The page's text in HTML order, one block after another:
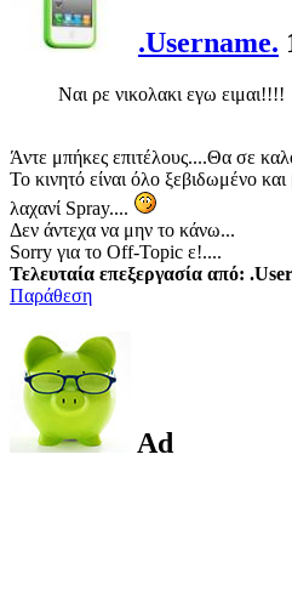
.Username.
Ναι ρε νικολακι εγω ειμαι!!!!
Άντε μπήκες επιτέλους....Θα σε
Το κινητό είναι όλο ξεβιδωμένο
λαχανί Spray....
Δεν άντεχα να μην το κάνω...
Sorry για το Off-Topic ε!....
Τελευταία επεξεργασία από:
Παράθεση
Ad